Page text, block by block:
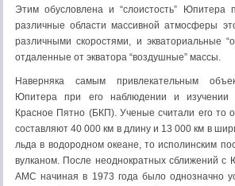
Этим обусловлена и “слоистость”
различные области массивной атмосферы
различными скоростями, и экваториальные
отдаленные от экватора “воздушные” массы.
Наверняка самым привлекательным
Юпитера при его наблюдении и изучении
Красное Пятно (БКП). Ученые считали его то
составляют 40 000 км в длину и 13 000 км в
льда в водородном океане, то исполинским
вулканом. После неоднократных сближений с
АМС начиная в 1973 года было однозначно